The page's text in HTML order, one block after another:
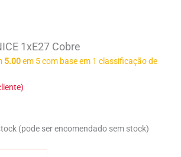
1xE27 Cobre
5.00em 5 com base em 1 classificação de
(pode ser encomendado sem stock)